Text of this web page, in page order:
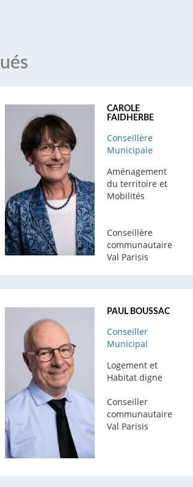
CAROLE
FAIDHERBE
Conseillère
Municipale
Aménagement
du territoire et
Mobilités
Conseillère
communautaire
Val Parisis
PAUL BOUSSAC
Conseiller
Municipal
Logement et
Habitat digne
Conseiller
communautaire
Val Parisis